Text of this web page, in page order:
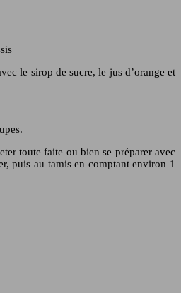
le sirop de sucre, le jus d’orange et
toute faite ou bien se préparer avec
puis au tamis en comptant environ 1